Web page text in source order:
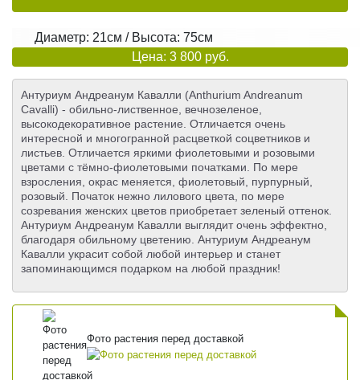
Диаметр: 21см / Высота: 75см
Цена: 3 800 руб.
Антуриум Андреанум Кавалли (Anthurium Andreanum
Cavalli) - обильно-лиственное, вечнозеленое,
высокодекоративное растение. Отличается очень
интересной и многогранной расцветкой соцветников и
листьев. Отличается яркими фиолетовыми и розовыми
цветами с тёмно-фиолетовыми початками. По мере
взросления, окрас меняется, фиолетовый, пурпурный,
розовый. Початок нежно лилового цвета, по мере
созревания женских цветов приобретает зеленый оттенок.
Антуриум Андреанум Кавалли выглядит очень эффектно,
благодаря обильному цветению. Антуриум Андреанум
Кавалли украсит собой любой интерьер и станет
запоминающимся подарком на любой праздник!
Фото растения перед доставкой